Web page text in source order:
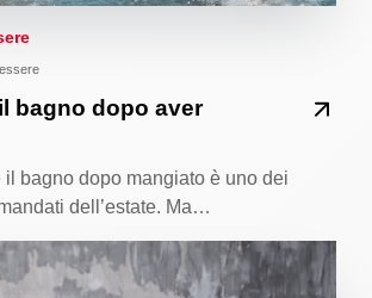
bagno dopo aver
il bagno dopo mangiato è uno dei
dell’estate. Ma…